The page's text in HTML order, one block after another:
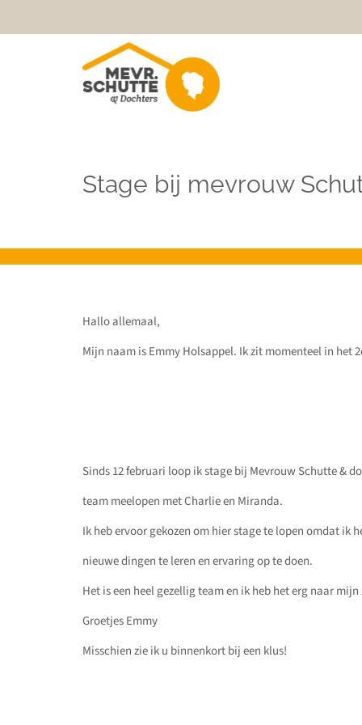
Stage bij mevrouw
Hallo allemaal,
Mijn naam is Emmy Holsappel. Ik zit momenteel in
Sinds 12 februari loop ik stage bij Mevrouw Schutte &
team meelopen met Charlie en Miranda.
Ik heb ervoor gekozen om hier stage te lopen omdat ik
nieuwe dingen te leren en ervaring op te doen.
Het is een heel gezellig team en ik heb het erg naar mijn
Groetjes Emmy
Misschien zie ik u binnenkort bij een klus!